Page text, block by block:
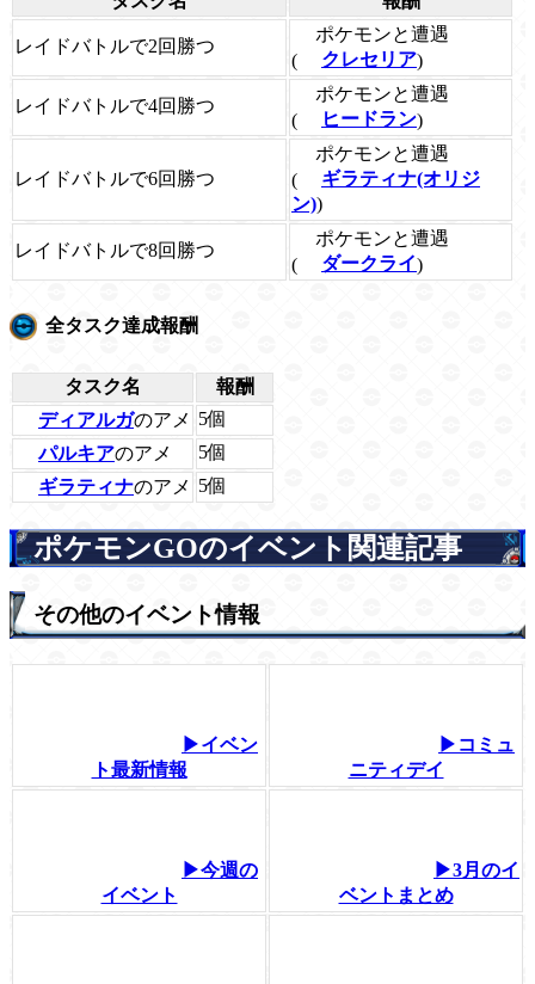
レイドバトルで2回勝つ
ポケモンと遭遇
(
クレセリア)
レイドバトルで4回勝つ
ポケモンと遭遇
(
ヒードラン)
レイドバトルで6回勝つ
ポケモンと遭遇
(
ギラティナ(オリジ
ン))
レイドバトルで8回勝つ
ポケモンと遭遇
(
ダークライ)
全タスク達成報酬
タスク名
報酬
ディアルガのアメ 5個
パルキアのアメ
5個
ギラティナのアメ 5個
ポケモンGOのイベント関連記事
その他のイベント情報
▶イベン
ト最新情報
▶コミュ
ニティデイ
▶今週の
イベント
▶3月のイ
ベントまとめ